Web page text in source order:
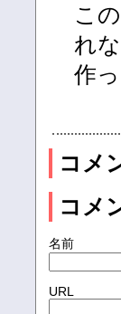
こ
れ
作
コメ
コメ
名前
URL